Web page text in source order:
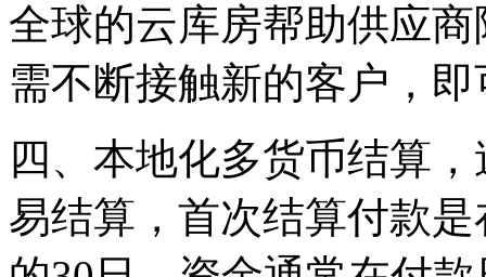
全球的云库房帮助供应
需不断接触新的客户，
四、本地化多货币结算
易结算，首次结算付款